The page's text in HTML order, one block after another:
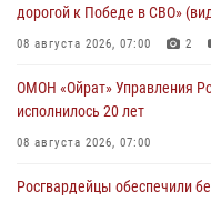
дорогой к Победе в СВО»
08 августа 2026, 07:00 2
ОМОН «Ойрат» Управления
исполнилось 20 лет
08 августа 2026, 07:00
Росгвардейцы обеспечили